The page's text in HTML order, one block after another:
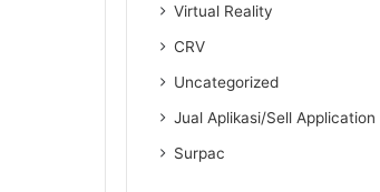
Virtual Reality
CRV
Uncategorized
Jual Aplikasi/Sell Application
Surpac